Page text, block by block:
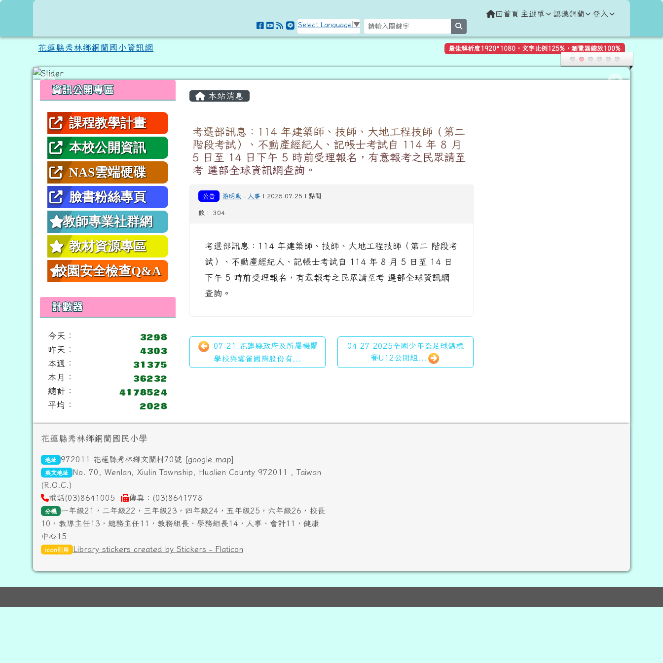
跳至主內容區
Select Language ▼
回首頁 主選單 認識銅蘭 登入
花蓮縣秀林鄉銅蘭國小資訊網 最佳解析度1920*1080，文字比例125%，瀏覽器縮放100%
左邊區域內容
資訊公開專區
課程教學計畫
本校公開資訊
NAS雲端硬碟
臉書粉絲專頁
教師專業社群網
教材資源專區
校園安全檢查Q&A
計數器
今天：
昨天：
本週：
本月：
總計：
平均：
主內容區域
本站消息
考選部訊息：114 年建築師、技師、大地工程技師（第二
階段考試）、不動產經紀人、記帳士考試自 114 年 8 月
5 日至 14 日下午 5 時前受理報名，有意報考之民眾請至
考 選部全球資訊網查詢。
公告 游明勳 - 人事 | 2025-07-25 | 點閱
數： 304
考選部訊息：114 年建築師、技師、大地工程技師（第二 階段考
試）、不動產經紀人、記帳士考試自 114 年 8 月 5 日至 14 日
下午 5 時前受理報名，有意報考之民眾請至考 選部全球資訊網
查詢。
07-21 花蓮縣政府及所屬機關
學校與雲雀國際股份有...
04-27 2025全國少年盃足球錦標
賽U12公開組...
頁尾區域
頁尾區域內容
花蓮縣秀林鄉銅蘭國民小學
地址 972011 花蓮縣秀林鄉文蘭村70號 [google map]
英文地址
No. 70, Wenlan, Xiulin Township, Hualien County 972011 , Taiwan
(R.O.C.)
電話(03)8641005
傳真：(03)8641778
分機
一年級21，二年級22，三年級23，四年級24，五年級25，六年級26，校長
10，教導主任13，總務主任11，教務組長、學務組長14，人事、會計11，健康
中心15
icon引用 Library stickers created by Stickers - Flaticon